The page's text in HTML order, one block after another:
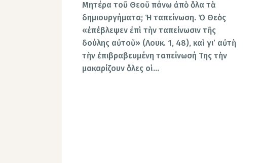
Μητέρα τοῦ Θεοῦ πάνω ἀπὸ ὅλα τὰ
δημιουργήματα; Ἡ ταπείνωση. Ὁ Θεὸς
«ἐπέβλεψεν ἐπὶ τὴν ταπείνωσιν τῆς
δούλης αὐτοῦ» (Λουκ. 1, 48), καὶ γι’ αὐτὴ
τὴν ἐπιβραβευμένη ταπείνωσή Της τὴν
μακαρίζουν ὅλες οἱ…